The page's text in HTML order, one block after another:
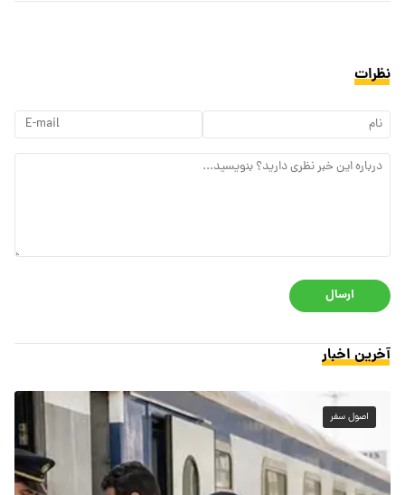
نظرات
ارسال
آخرین اخبار
اصول سفر